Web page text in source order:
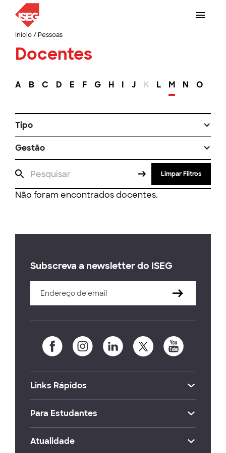
Início/ Pessoas
Docentes
A B C D E F G H I J K L M N O
Tipo
Gestão
Limpar Filtros
Não foram encontrados docentes.
Subscreva a newsletter do ISEG
Links Rápidos
Para Estudantes
Atualidade